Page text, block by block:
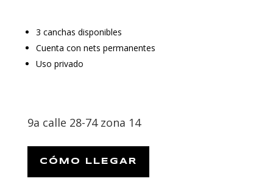
3 canchas disponibles
Cuenta con nets permanentes
Uso privado
9a calle 28-74 zona 14
CÓMO LLEGAR